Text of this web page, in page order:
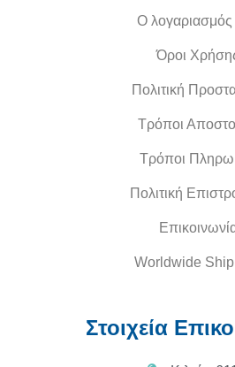
Ο λογαριασμός
Όροι
Πολιτική
Τρόποι
Τρόποι
Πολιτική
Worldwide
Στοιχεία